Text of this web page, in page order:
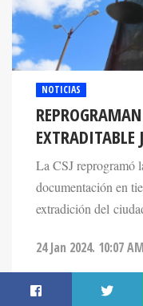
NOTICIAS
EXTRADITABLE
La CSJ reprogramó
documentación en
extradición del
24 Jan 2024. 10:07 AM